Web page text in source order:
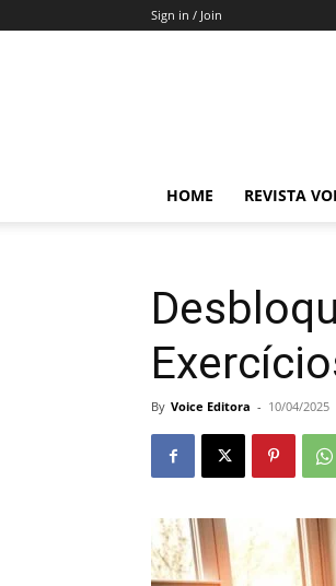
Sign in / Join
HOME REVISTA
By Voice Editora - 10/04/2025